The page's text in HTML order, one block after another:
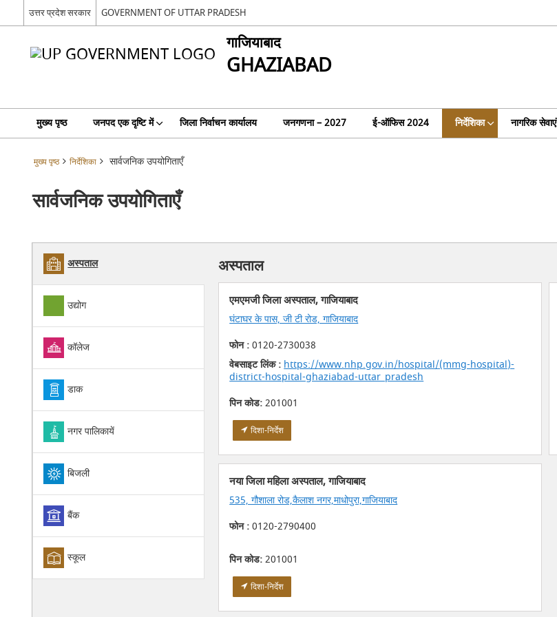
उत्तर प्रदेश सरकार GOVERNMENT OF UTTAR PRADESH
गाजियाबाद
GHAZIABAD
मुख्य पृष्ठ जनपद एक दृष्टि में जिला निर्वाचन कार्यालय जनगणना – 2027 ई-ऑफिस 2024 निर्देशिका नागरिक सेवाएं
मुख्य पृष्ठ निर्देशिका सार्वजनिक उपयोगिताएँ
सार्वजनिक उपयोगिताएँ
अस्पताल
उद्योग
कॉलेज
डाक
नगर पालिकायें
बिजली
बैंक
स्कूल
अस्पताल
एमएमजी जिला अस्पताल, गाजियाबाद
घंटाघर के पास, जी टी रोड, गाजियाबाद
फोन :0120-2730038
वेबसाइट लिंक : https://www.nhp.gov.in/hospital/(mmg-hospital)-
district-hospital-ghaziabad-uttar_pradesh
पिन कोड:201001
दिशा-निर्देश
नया जिला महिला अस्पताल, गाजियाबाद
535, गौशाला रोड,कैलाश नगर,माधोपुरा,गाजियाबाद
फोन :0120-2790400
पिन कोड:201001
दिशा-निर्देश